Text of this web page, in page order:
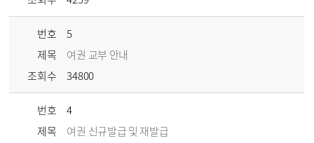
번호
5
제목
여권 교부 안내
조회수
34800
번호
4
제목
여권 신규발급 및 재발급